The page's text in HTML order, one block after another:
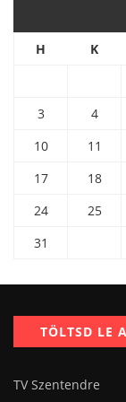
H K
3
4
10
11
17
18
24
25
31
TÖLTSD LE
TV Szentendre